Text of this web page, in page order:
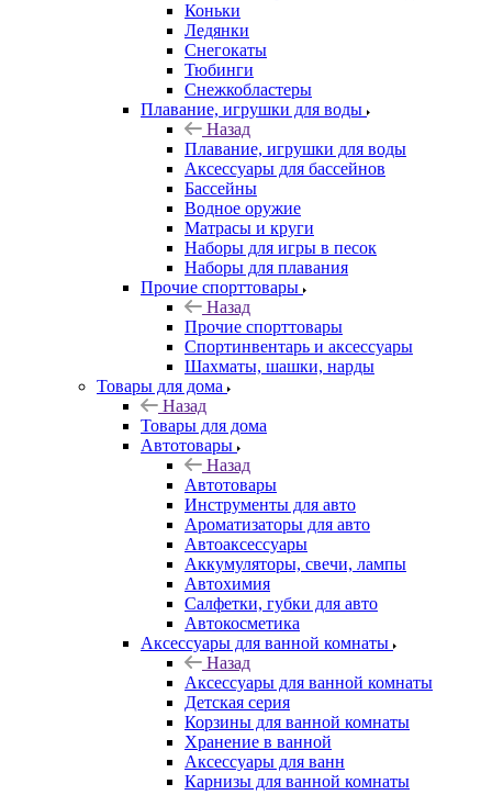
Коньки
Ледянки
Снегокаты
Тюбинги
Снежкобластеры
Плавание, игрушки для воды
Назад
Плавание, игрушки для воды
Аксессуары для бассейнов
Бассейны
Водное оружие
Матрасы и круги
Наборы для игры в песок
Наборы для плавания
Прочие спорттовары
Назад
Прочие спорттовары
Спортинвентарь и аксессуары
Шахматы, шашки, нарды
Товары для дома
Назад
Товары для дома
Автотовары
Назад
Автотовары
Инструменты для авто
Ароматизаторы для авто
Автоаксессуары
Аккумуляторы, свечи, лампы
Автохимия
Салфетки, губки для авто
Автокосметика
Аксессуары для ванной комнаты
Назад
Аксессуары для ванной комнаты
Детская серия
Корзины для ванной комнаты
Хранение в ванной
Аксессуары для ванн
Карнизы для ванной комнаты